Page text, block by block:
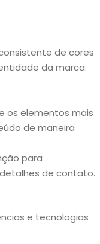
de cores
da marca.
os elementos mais
de maneira
para
de contato.
e tecnologias